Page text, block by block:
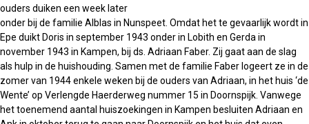
ouders duiken een week later
onder bij de familie Alblas in Nunspeet. Omdat het te gevaarlijk wordt in
Epe duikt Doris in september 1943 onder in Lobith en Gerda in
november 1943 in Kampen, bij ds. Adriaan Faber. Zij gaat aan de slag
als hulp in de huishouding. Samen met de familie Faber logeert ze in de
zomer van 1944 enkele weken bij de ouders van Adriaan, in het huis ‘de
Wente’ op Verlengde Haerderweg nummer 15 in Doornspijk. Vanwege
het toenemend aantal huiszoekingen in Kampen besluiten Adriaan en